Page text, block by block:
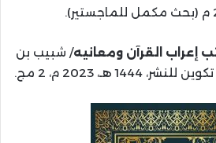
إعراب القرآن ومعانيه/ شبيب بن
هـ، 2023 م، 2 مج.